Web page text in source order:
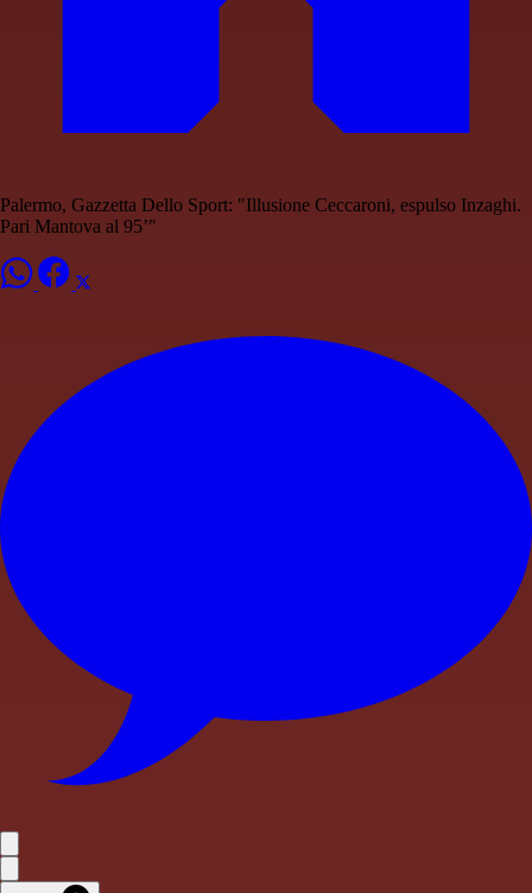
Palermo, Gazzetta Dello Sport: "Illusione Ceccaroni, espulso Inzaghi.
Pari Mantova al 95’"